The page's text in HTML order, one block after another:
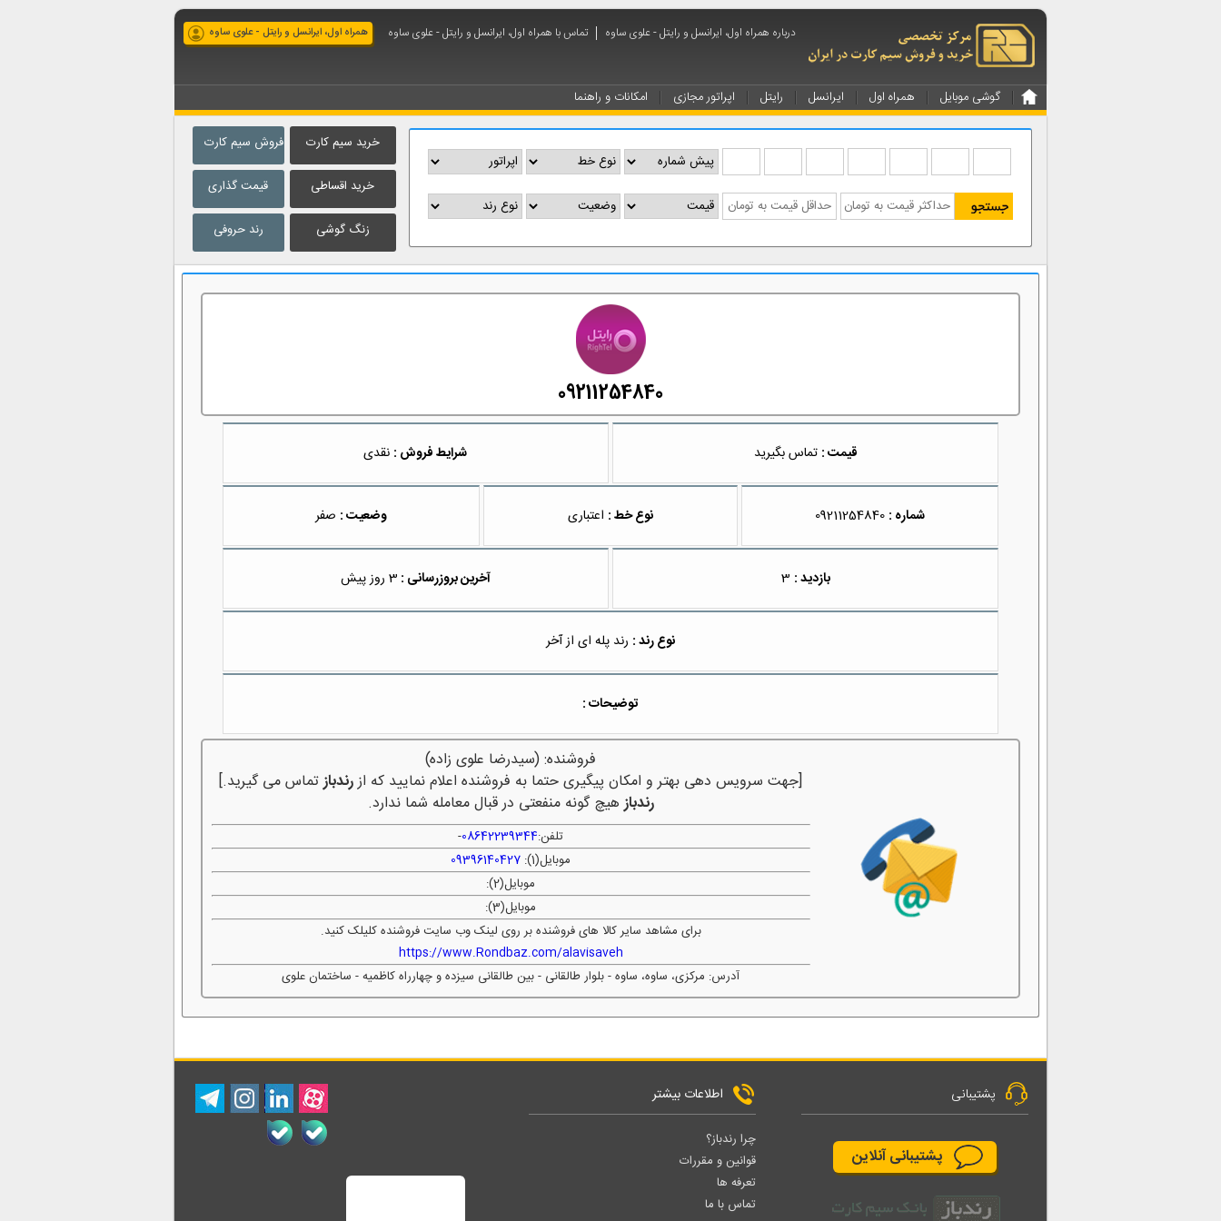
همراه اول، ایرانسل و رایتل - علوی ساوه درباره همراه اول، ایرانسل و رایتل - علوی ساوه تماس با همراه اول، ایرانسل و رایتل - علوی ساوه
گوشی موبایل همراه اول ایرانسل رایتل اپراتور مجازی امکانات و راهنما
فروش سیم کارت
قیمت گذاری
رند حروفی
خرید سیم کارت
خرید اقساطی
زنگ گوشی
09211254840
قیمت : تماس بگیرید شرایط فروش : نقدی
شماره : 09211254840 نوع خط : اعتباری وضعیت : صفر
بازدید : آخرین بروزرسانی : 3 روز پیش
نوع رند : رند پله ای از آخر
توضیحات :
فروشنده: (سیدرضا علوی زاده)
[جهت سرویس دهی بهتر و امکان پیگیری حتما به فروشنده اعلام نمایید که ازرندبازتماس می گیرید.]
رندبازهیچ گونه منفعتی در قبال معامله شما ندارد.
تلفن:08642239344
-
موبایل(1):
09396140427
موبایل(2):
موبایل(3):
برای مشاهد سایر کالا های فروشنده بر روی لینک وب سایت فروشنده کلیلک کنید.
https://www.Rondbaz.com/alavisaveh
آدرس: مرکزی، ساوه، ساوه - بلوار طالقانی - بین طالقانی سیزده و چهارراه کاظمیه - ساختمان علوی
پشتیبانی
پشتیبانی آنلاین
اطلاعات بیشتر
چرا رندباز؟
قوانین و مقررات
تعرفه ها
تماس با ما